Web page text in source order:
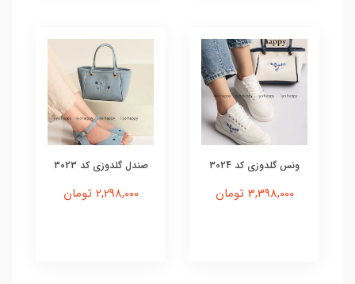
ونس گلدوزی کد 3024
3,398,000 تومان
صندل گلدوزی کد 3023
2,298,000 تومان